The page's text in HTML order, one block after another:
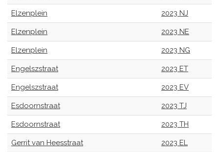
Elzenplein 2023 NJ
Elzenplein 2023 NE
Elzenplein 2023 NG
Engelszstraat 2023 ET
Engelszstraat 2023 EV
Esdoornstraat 2023 TJ
Esdoornstraat 2023 TH
Gerrit van Heesstraat 2023 EL